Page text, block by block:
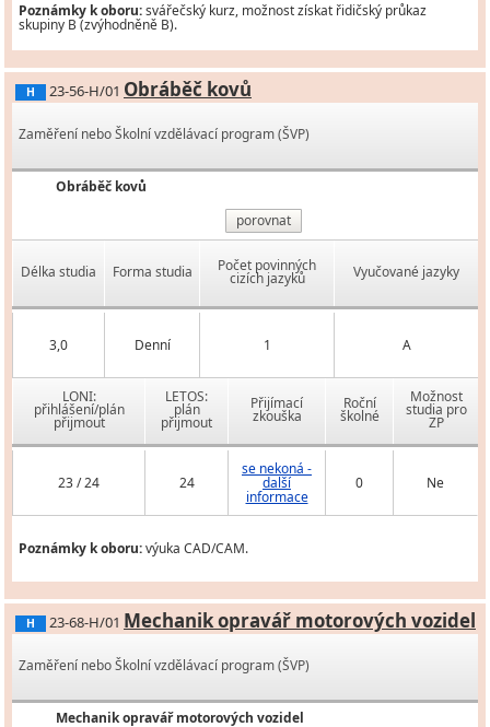
Poznámky k oboru:svářečský kurz, možnost získat řidičský průkaz
skupiny B (zvýhodněně B).
H 23-56-H/01 Obráběč kovů
Zaměření nebo Školní vzdělávací program (ŠVP)
Obráběč kovů
porovnat
Délka studia Forma studia Počet povinných
cizích jazyků Vyučované jazyky
3,0 Denní 1 A
LONI:
přihlášení/plán
přijmout
LETOS:
plán
přijmout
Přijímací
zkouška
Roční
školné
Možnost
studia pro
ZP
23 / 24 24
se nekoná -
další
informace
0 Ne
Poznámky k oboru:výuka CAD/CAM.
H 23-68-H/01 Mechanik opravář motorových vozidel
Zaměření nebo Školní vzdělávací program (ŠVP)
Mechanik opravář motorových vozidel